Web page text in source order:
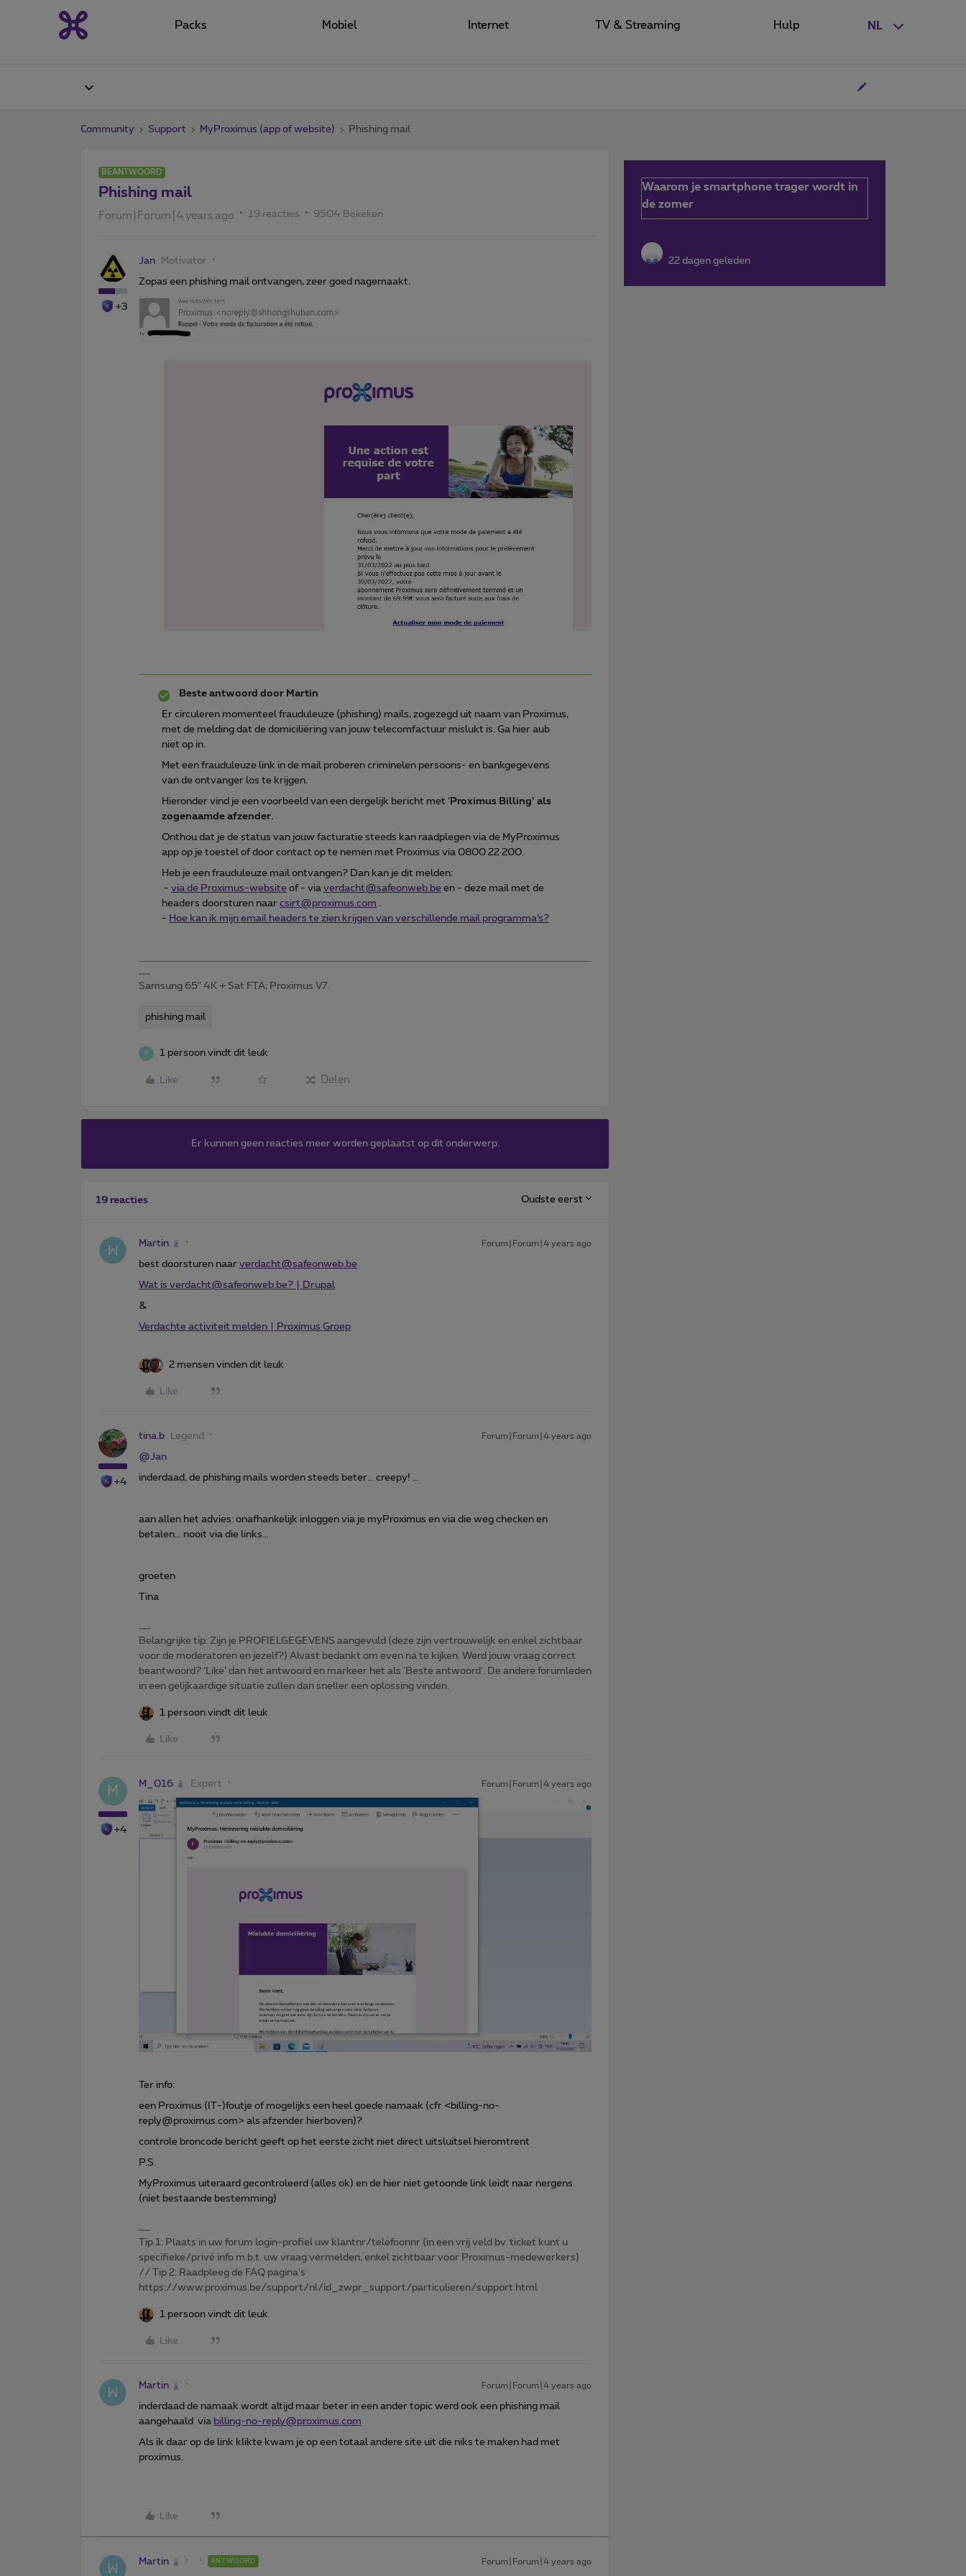
NL
Packs Mobiel Internet TV & Streaming Hulp
Community Support MyProximus (app of website) Phishing mail
BEANTWOORD
Phishing mail
Forum|Forum|4 years ago 19 reacties 9504 Bekeken
+3
Jan Motivator
Zopas een phishing mail ontvangen, zeer goed nagemaakt.
Beste antwoord door Martin
Er circuleren momenteel frauduleuze (phishing) mails, zogezegd uit naam van Proximus,
met de melding dat de domiciliëring van jouw telecomfactuur mislukt is. Ga hier aub
niet op in.
Met een frauduleuze link in de mail proberen criminelen persoons- en bankgegevens
van de ontvanger los te krijgen.
Hieronder vind je een voorbeeld van een dergelijk bericht met ‘ Proximus Billing’ als
zogenaamde afzender.
Onthou dat je de status van jouw facturatie steeds kan raadplegen via de MyProximus
app op je toestel of door contact op te nemen met Proximus via 0800 22 200.
Heb je een frauduleuze mail ontvangen? Dan kan je dit melden:
- via de Proximus-website of - via verdacht@safeonweb.be en - deze mail met de
headers doorsturen naar csirt@proximus.com
- Hoe kan ik mijn email headers te zien krijgen van verschillende mail programma’s?
Samsung 65" 4K + Sat FTA; Proximus V7.
phishing mail
R 1 persoon vindt dit leuk
Like Delen
Er kunnen geen reacties meer worden geplaatst op dit onderwerp.
19 reacties Oudste eerst
Martin Forum|Forum|4 years ago
best doorsturen naar verdacht@safeonweb.be
Wat is verdacht@safeonweb.be? | Drupal
&
Verdachte activiteit melden | Proximus Groep
2 mensen vinden dit leuk
Like
+4
tina.b Legend Forum|Forum|4 years ago
@Jan
inderdaad, de phishing mails worden steeds beter… creepy! …
aan allen het advies: onafhankelijk inloggen via je myProximus en via die weg checken en
betalen… nooit via die links…
groeten
Tina
Belangrijke tip: Zijn je PROFIELGEGEVENS aangevuld (deze zijn vertrouwelijk en enkel zichtbaar
voor de moderatoren en jezelf?) Alvast bedankt om even na te kijken. Werd jouw vraag correct
beantwoord? ‘Like’ dan het antwoord en markeer het als 'Beste antwoord'. De andere forumleden
in een gelijkaardige situatie zullen dan sneller een oplossing vinden.
1 persoon vindt dit leuk
Like
M
+4
M_016 Expert Forum|Forum|4 years ago
Ter info:
een Proximus (IT-)foutje of mogelijks een heel goede namaak (cfr <billing-no-
reply@proximus.com> als afzender hierboven)?
controle broncode bericht geeft op het eerste zicht niet direct uitsluitsel hieromtrent
P.S.
MyProximus uiteraard gecontroleerd (alles ok) en de hier niet getoonde link leidt naar nergens
(niet bestaande bestemming)
Tip 1: Plaats in uw forum login-profiel uw klantnr/telefoonnr (in een vrij veld bv. ticket kunt u
specifieke/privé info m.b.t. uw vraag vermelden, enkel zichtbaar voor Proximus-medewerkers)
// Tip 2: Raadpleeg de FAQ pagina's
https://www.proximus.be/support/nl/id_zwpr_support/particulieren/support.html
1 persoon vindt dit leuk
Like
Martin Forum|Forum|4 years ago
inderdaad de namaak wordt altijd maar beter in een ander topic werd ook een phishing mail
aangehaald via billing-no-reply@proximus.com
Als ik daar op de link klikte kwam je op een totaal andere site uit die niks te maken had met
proximus.
Like
Martin ANTWOORD Forum|Forum|4 years ago
Waarom je smartphone trager wordt in
de zomer
22 dagen geleden